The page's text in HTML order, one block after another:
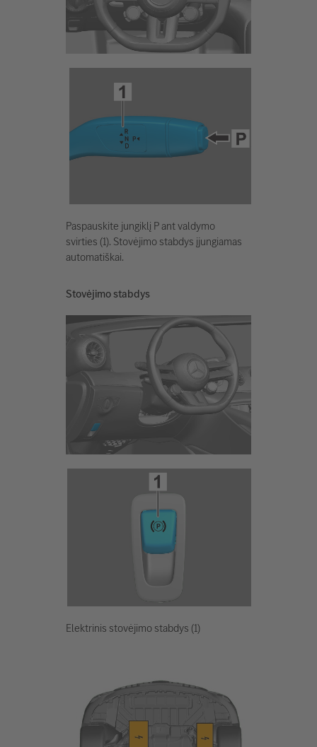
Paspauskite jungiklį P ant valdymo
svirties (1). Stovėjimo stabdys įjungiamas
automatiškai.
Stovėjimo stabdys
Elektrinis stovėjimo stabdys (1)